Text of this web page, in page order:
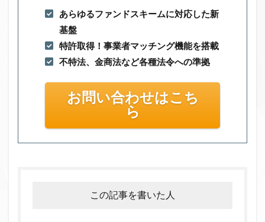
あらゆるファンドスキームに対応した新
基盤
特許取得！事業者マッチング機能を搭載
不特法、金商法など各種法令への準拠
お問い合わせはこち
ら
この記事を書いた人